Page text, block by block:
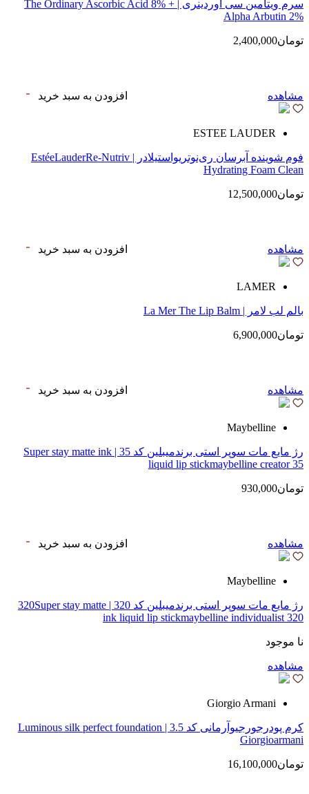
سرم ویتامین سی اوردینری | The Ordinary Ascorbic Acid 8% +
Alpha Arbutin 2%
تومان2,400,000
مشاهده افزودن به سبد خرید
ESTEE LAUDER
فوم شوینده آبرسان ری‌نوتریواستیلادر | EstéeLauderRe-Nutriv
Hydrating Foam Clean
تومان12,500,000
مشاهده افزودن به سبد خرید
LAMER
بالم لب لامر | La Mer The Lip Balm
تومان6,900,000
مشاهده افزودن به سبد خرید
Maybelline
رژ مایع مات سوپر استی‌ برندمیبلین کد 35 | Super stay matte ink
liquid lip stickmaybelline creator 35
تومان930,000
مشاهده افزودن به سبد خرید
Maybelline
رژ مایع مات سوپر استی‌ برندمیبلین کد 320 | 320Super stay matte
ink liquid lip stickmaybelline individualist 320
نا موجود
مشاهده
Giorgio Armani
کرم پودرجورجیوآرمانی کد 3.5 | Luminous silk perfect foundation
Giorgioarmani
تومان16,100,000